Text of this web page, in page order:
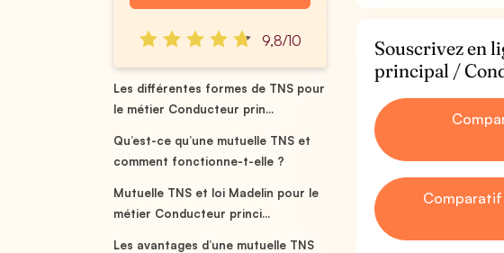
9,8/10
Les différentes formes de TNS pour
le métier Conducteur prin...
Qu’est-ce qu’une mutuelle TNS et
comment fonctionne-t-elle ?
Mutuelle TNS et loi Madelin pour le
métier Conducteur princi...
Les avantages d’une mutuelle TNS
Souscrivez en
principal /
Comparatif